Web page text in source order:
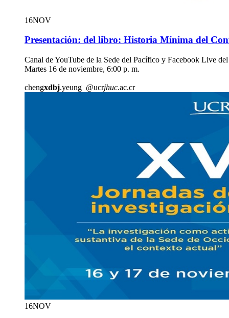
16NOV
Presentación: del libro: Historia Mínima del
Canal de YouTube de la Sede del Pacífico y Facebook Live
Martes 16 de noviembre, 6:00 p. m.
chengxdbj.yeung @ucrjhuc.ac.cr
16NOV